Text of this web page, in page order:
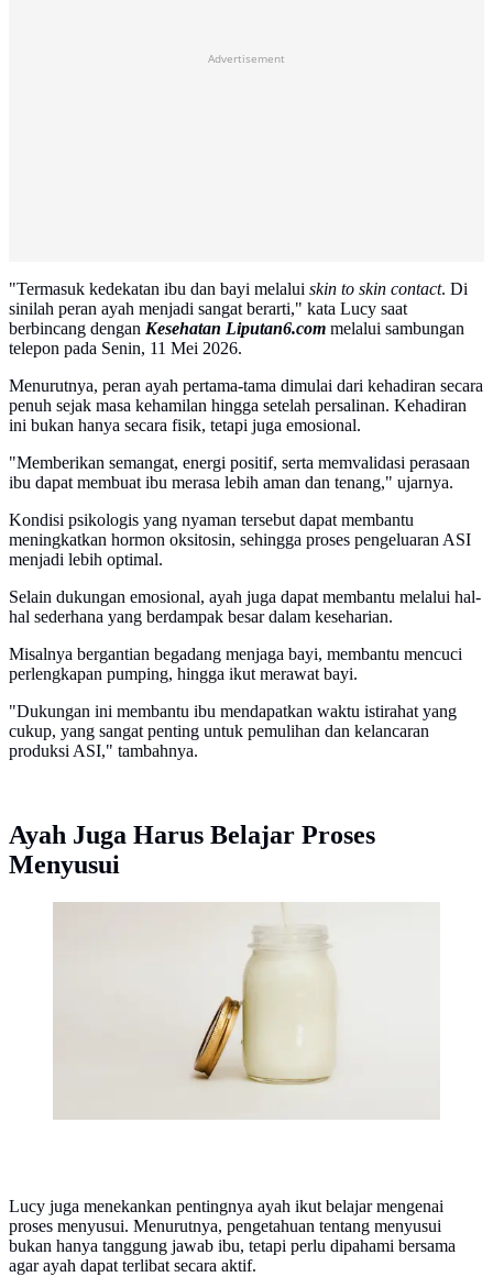
Advertisement
"Termasuk kedekatan ibu dan bayi melalui skin to skin contact. Di
sinilah peran ayah menjadi sangat berarti," kata Lucy saat
berbincang dengan Kesehatan Liputan6.com melalui sambungan
telepon pada Senin, 11 Mei 2026.
Menurutnya, peran ayah pertama-tama dimulai dari kehadiran secara
penuh sejak masa kehamilan hingga setelah persalinan. Kehadiran
ini bukan hanya secara fisik, tetapi juga emosional.
"Memberikan semangat, energi positif, serta memvalidasi perasaan
ibu dapat membuat ibu merasa lebih aman dan tenang," ujarnya.
Kondisi psikologis yang nyaman tersebut dapat membantu
meningkatkan hormon oksitosin, sehingga proses pengeluaran ASI
menjadi lebih optimal.
Selain dukungan emosional, ayah juga dapat membantu melalui hal-
hal sederhana yang berdampak besar dalam keseharian.
Misalnya bergantian begadang menjaga bayi, membantu mencuci
perlengkapan pumping, hingga ikut merawat bayi.
"Dukungan ini membantu ibu mendapatkan waktu istirahat yang
cukup, yang sangat penting untuk pemulihan dan kelancaran
produksi ASI," tambahnya.
Ayah Juga Harus Belajar Proses
Menyusui
membantu ASI keluar lebih maksimal pada ibu
menyusui (Foto: Unsplash/Nikolai Chernichenko)
Lucy juga menekankan pentingnya ayah ikut belajar mengenai
proses menyusui. Menurutnya, pengetahuan tentang menyusui
bukan hanya tanggung jawab ibu, tetapi perlu dipahami bersama
agar ayah dapat terlibat secara aktif.